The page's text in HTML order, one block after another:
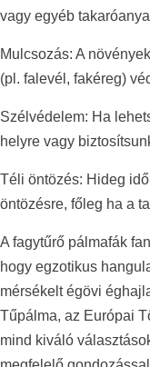
vagy egyéb
Mulcsozás: A
(pl. falevél, fakéreg)
Szélvédelem: Ha
helyre vagy
Téli öntözés: Hideg
öntözésre, főleg ha a
A fagytűrő pálmafák
hogy egzotikus
mérsékelt égövi
Tűpálma, az Európai
mind kiváló